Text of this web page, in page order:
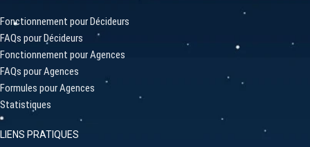
Fonctionnement pour Décideurs
FAQs pour Décideurs
Fonctionnement pour Agences
FAQs pour Agences
Formules pour Agences
Statistiques
LIENS PRATIQUES